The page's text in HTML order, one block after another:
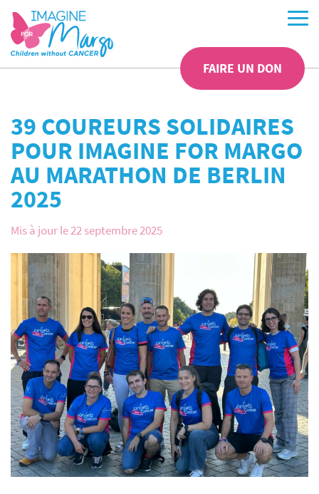
FAIRE UN DON
39 COUREURS SOLIDAIRES
POUR IMAGINE FOR MARGO
AU MARATHON DE BERLIN
2025
Mis à jour le 22 septembre 2025